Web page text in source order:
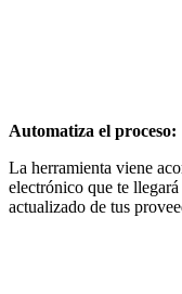
Automatiza el proceso:
La herramienta viene
electrónico que te
actualizado de tus